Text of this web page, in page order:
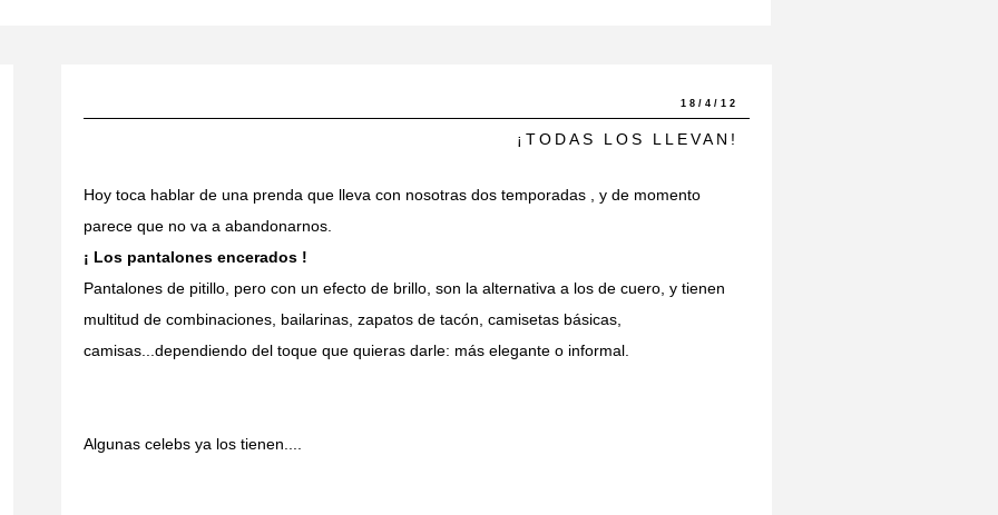
18/4/12
¡TODAS LOS LLEVAN!
Hoy toca hablar de una prenda que lleva con nosotras dos temporadas , y de momento
parece que no va a abandonarnos.
¡ Los pantalones encerados !
Pantalones de pitillo, pero con un efecto de brillo, son la alternativa a los de cuero, y tienen
multitud de combinaciones, bailarinas, zapatos de tacón, camisetas básicas,
camisas...dependiendo del toque que quieras darle: más elegante o informal.
Algunas celebs ya los tienen....